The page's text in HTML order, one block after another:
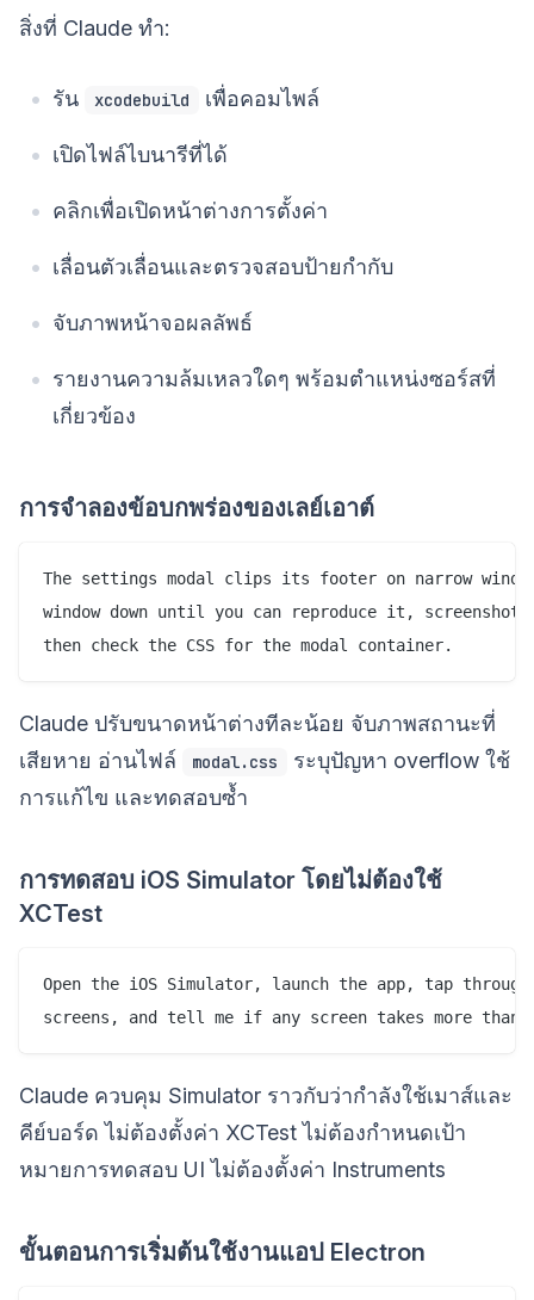
สิ่งที่ Claude ทำ:
รัน xcodebuild เพื่อคอมไพล์
เปิดไฟล์ไบนารีที่ได้
คลิกเพื่อเปิดหน้าต่างการตั้งค่า
เลื่อนตัวเลื่อนและตรวจสอบป้ายกำกับ
จับภาพหน้าจอผลลัพธ์
รายงานความล้มเหลวใดๆ พร้อมตำแหน่งซอร์สที่
เกี่ยวข้อง
การจำลองข้อบกพร่องของเลย์เอาต์
The settings modal clips its footer on narrow
window down until you can reproduce it,
Claude ปรับขนาดหน้าต่างทีละน้อย จับภาพสถานะที่
เสียหาย อ่านไฟล์
modal.css
ระบุปัญหา overflow ใช้
การแก้ไข และทดสอบซ้ำ
การทดสอบ iOS Simulator โดยไม่ต้องใช้
XCTest
Open the iOS Simulator, launch the app, tap through
Claude ควบคุม Simulator ราวกับว่ากำลังใช้เมาส์และ
คีย์บอร์ด ไม่ต้องตั้งค่า XCTest ไม่ต้องกำหนดเป้า
หมายการทดสอบ UI ไม่ต้องตั้งค่า Instruments
ขั้นตอนการเริ่มต้นใช้งานแอป Electron